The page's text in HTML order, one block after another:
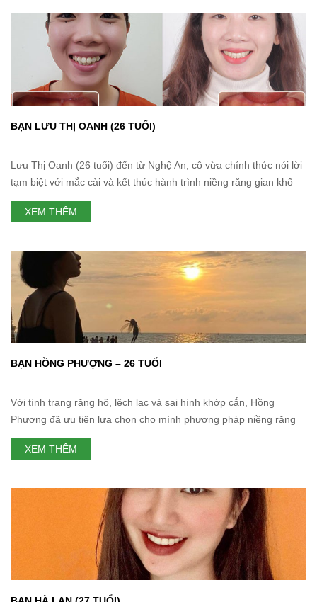
BẠN LƯU THỊ OANH (26 TUỔI)
Lưu Thị Oanh (26 tuổi) đến từ Nghệ An, cô vừa chính thức nói lời
tạm biệt với mắc cài và kết thúc hành trình niềng răng gian khổ
của mình, kết quả sau tháo niềng khiến Oanh vô cùng hài lòng,
cô không kìm nén được mà rơi những giọt nước mắt hạnh phúc
XEM THÊM
BẠN HỒNG PHƯỢNG – 26 TUỔI
Với tình trạng răng hô, lệch lạc và sai hình khớp cắn, Hồng
Phượng đã ưu tiên lựa chọn cho mình phương pháp niềng răng
với mắc cài kim loại để khắc phục mọi nhược điểm, phương pháp
này đem lại hiệu quả cao cũng như tiết kiệm chi phí nhất. Niềng
XEM THÊM